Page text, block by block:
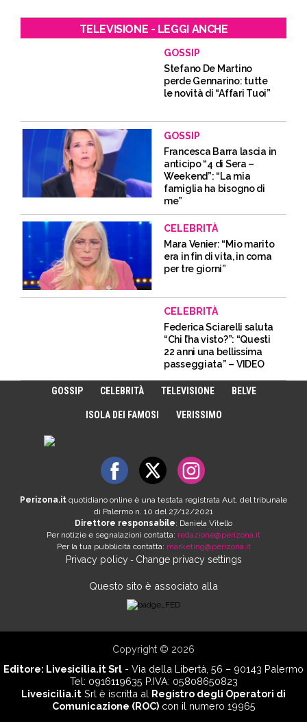
TELEVISIONE - LEGGI ANCHE
GOSSIP
Stefano De Martino
perde Gennarino: tutte
le novità di “Affari Tuoi”
GOSSIP
Francesca Barra lascia in
anticipo “4 di Sera –
Weekend”: “La mia
famiglia ha bisogno di
me”
CELEBRITÀ
Mara Venier: “Mio marito
era in fin di vita, in coma
per tre giorni”
CELEBRITÀ
Federica Sciarelli saluta
“Chi l’ha visto?”: “Questi
22 anni una bellissima
passeggiata” – VIDEO
GOSSIP CELEBRITÀ TELEVISIONE BELVE
ISOLA DEI FAMOSI VERISSIMO
Perizona.it quotidiano online è una testata registrata Aut. del tribunale
di Palermo n. 10 del 27/12/2021
Direttore responsabile: Daniela Vitello
Per notizie e segnalazioni contatta: redazione@perizona.it
Per la tua pubblicità contatta: marketing@perizona.it
Privacy policy- Change privacy settings
Questo sito è associato alla
Copyright © 2026
Editore: Livesicilia.it Srl - Via della Libertà, 56 – 90143 Palermo
Tel: 0916119635 P.IVA: 05808650823
Livesicilia.it Srl è iscritta al Registro degli Operatori di
Comunicazione (ROC)con il numero 19965